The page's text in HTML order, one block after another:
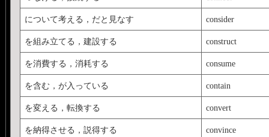
について考える，だと見なす consider
を組み立てる，建設する construct
を消費する，消耗する consume
を含む，が入っている contain
を変える，転換する convert
を納得させる，説得する convince